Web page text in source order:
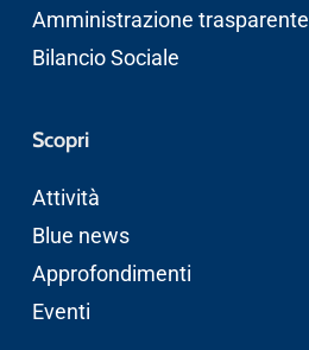
Amministrazione trasparente
Bilancio Sociale
Scopri
Attività
Blue news
Approfondimenti
Eventi